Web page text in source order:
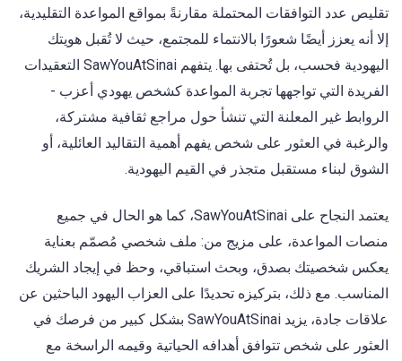
تقليص عدد التوافقات المحتملة مقارنةً بمواقع المواعدة التقليدية،
إلا أنه يعزز أيضًا شعورًا بالانتماء للمجتمع، حيث لا تُقبل هويتك
اليهودية فحسب، بل تُحتفى بها. يتفهم SawYouAtSinai التعقيدات
الفريدة التي تواجهها تجربة المواعدة كشخص يهودي أعزب -
الروابط غير المعلنة التي تنشأ حول مراجع ثقافية مشتركة،
والرغبة في العثور على شخص يفهم أهمية التقاليد العائلية، أو
الشوق لبناء مستقبل متجذر في القيم اليهودية.
يعتمد النجاح على SawYouAtSinai، كما هو الحال في جميع
منصات المواعدة، على مزيج من: ملف شخصي مُصمّم بعناية
يعكس شخصيتك بصدق، وبحث استباقي، وحظ في إيجاد الشريك
المناسب. مع ذلك، بتركيزه تحديدًا على العزاب اليهود الباحثين عن
علاقات جادة، يزيد SawYouAtSinai بشكل كبير من فرصك في
العثور على شخص تتوافق أهدافه الحياتية وقيمه الراسخة مع